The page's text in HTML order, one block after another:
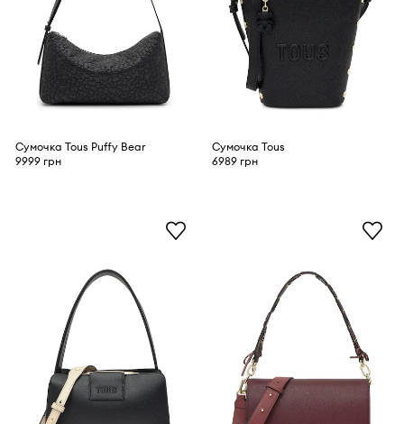
Сумочка Tous Puffy Bear
9999 грн
Сумочка Tous
6989 грн